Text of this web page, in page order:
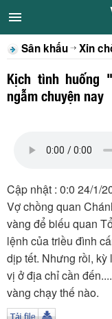
CHUYÊN MỤC
Khách VOV6
Sân khấu
Thiếu nhi
Kết nối VOV6
TÌM KIẾM
Sân khấu Xin
Kịch tình huống
ngẫm chuyện nay
Cập nhật : 0:0 24/1/
Vợ chồng quan
vàng để biếu quan
lệnh của triều đình
dịp tết. Nhưng rồi, kỳ
vị ở địa chỉ cần
vàng chạy thế nào.